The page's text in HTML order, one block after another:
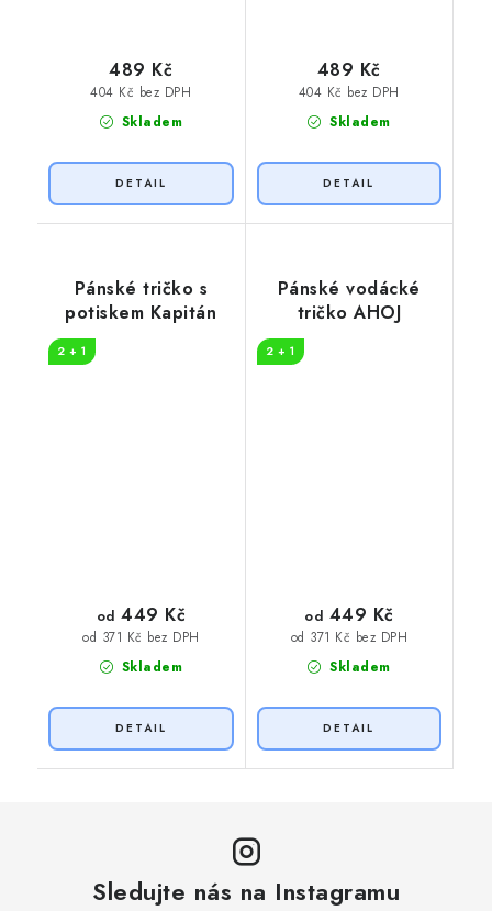
Skladem
404 Kč bez DPH
489 Kč
Skladem
404 Kč bez DPH
489 Kč
Pánské tričko s
potiskem Kapitán
2 + 1
Skladem
od 371 Kč bez DPH
od 449 Kč
Pánské vodácké
tričko AHOJ
2 + 1
Skladem
od 371 Kč bez DPH
od 449 Kč
Sledujte nás na Instagramu